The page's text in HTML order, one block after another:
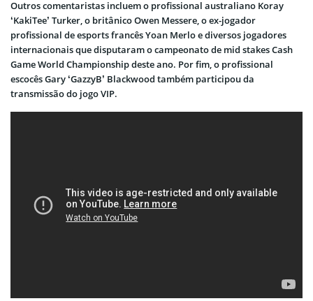
Outros comentaristas incluem o profissional australiano Koray
‘KakiTee’ Turker, o britânico Owen Messere, o ex-jogador
profissional de esports francês Yoan Merlo e diversos jogadores
internacionais que disputaram o campeonato de mid stakes Cash
Game World Championship deste ano. Por fim, o profissional
escocês Gary ‘GazzyB’ Blackwood também participou da
transmissão do jogo VIP.